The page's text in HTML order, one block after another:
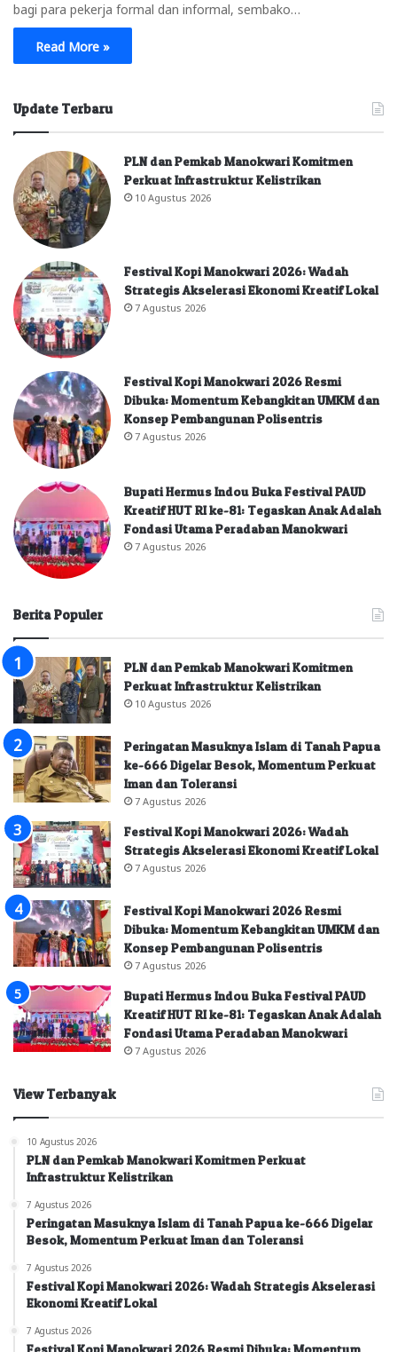
bagi para pekerja formal dan informal, sembako…
Read More »
Update Terbaru
PLN dan Pemkab Manokwari Komitmen
Perkuat Infrastruktur Kelistrikan
10 Agustus 2026
Festival Kopi Manokwari 2026: Wadah
Strategis Akselerasi Ekonomi Kreatif Lokal
7 Agustus 2026
Festival Kopi Manokwari 2026 Resmi
Dibuka: Momentum Kebangkitan UMKM dan
Konsep Pembangunan Polisentris
7 Agustus 2026
Bupati Hermus Indou Buka Festival PAUD
Kreatif HUT RI ke-81: Tegaskan Anak Adalah
Fondasi Utama Peradaban Manokwari
7 Agustus 2026
Berita Populer
PLN dan Pemkab Manokwari Komitmen
Perkuat Infrastruktur Kelistrikan
10 Agustus 2026
Peringatan Masuknya Islam di Tanah Papua
ke-666 Digelar Besok, Momentum Perkuat
Iman dan Toleransi
7 Agustus 2026
Festival Kopi Manokwari 2026: Wadah
Strategis Akselerasi Ekonomi Kreatif Lokal
7 Agustus 2026
Festival Kopi Manokwari 2026 Resmi
Dibuka: Momentum Kebangkitan UMKM dan
Konsep Pembangunan Polisentris
7 Agustus 2026
Bupati Hermus Indou Buka Festival PAUD
Kreatif HUT RI ke-81: Tegaskan Anak Adalah
Fondasi Utama Peradaban Manokwari
7 Agustus 2026
View Terbanyak
10 Agustus 2026
PLN dan Pemkab Manokwari Komitmen Perkuat
Infrastruktur Kelistrikan
7 Agustus 2026
Peringatan Masuknya Islam di Tanah Papua ke-666 Digelar
Besok, Momentum Perkuat Iman dan Toleransi
7 Agustus 2026
Festival Kopi Manokwari 2026: Wadah Strategis Akselerasi
Ekonomi Kreatif Lokal
7 Agustus 2026